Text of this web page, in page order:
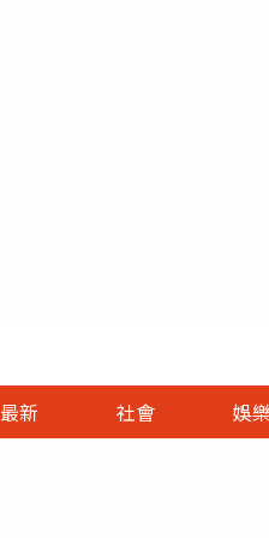
最新 社會 娛樂
娛樂首頁
即時
財經首頁
熱線
政